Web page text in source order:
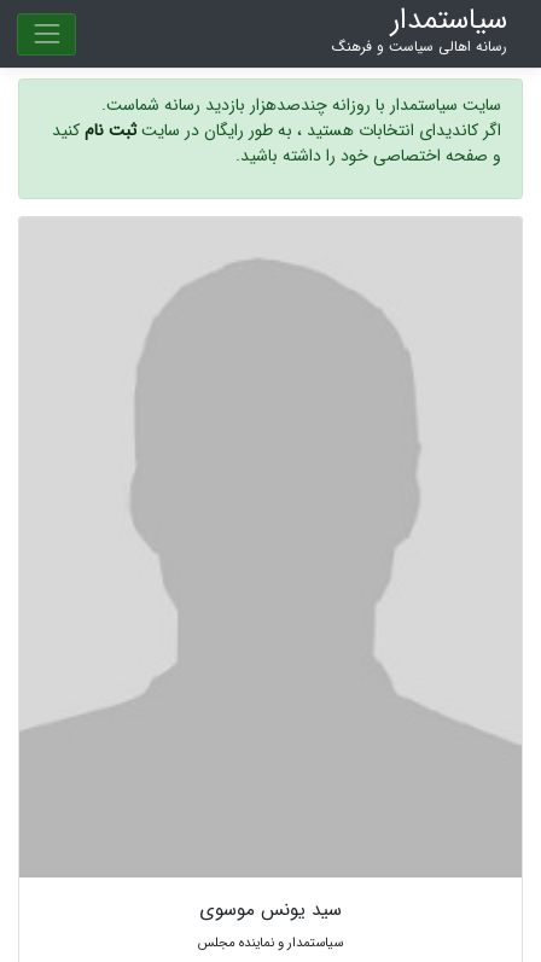
سیاستمدار
رسانه اهالی سیاست و فرهنگ
سایت سیاستمدار با روزانه چندصدهزار بازدید رسانه شماست.
اگر کاندیدای انتخابات هستید ، به طور رایگان در سایتثبت نامکنید
و صفحه اختصاصی خود را داشته باشید.
سید یونس موسوی
سیاستمدار و نماینده مجلس